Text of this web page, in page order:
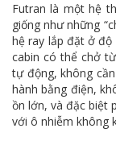
Futran là một hệ
giống như những
hệ ray lắp đặt ở
cabin có thể chở
tự động, không
hành bằng điện,
ồn lớn, và đặc biệt
với ô nhiễm không